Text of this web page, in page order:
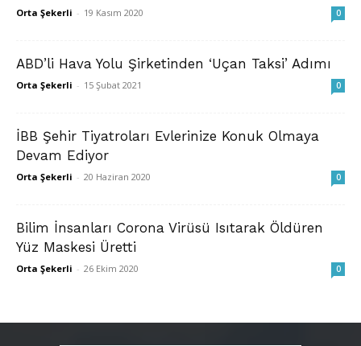
Orta Şekerli - 19 Kasım 2020 0
ABD’li Hava Yolu Şirketinden ‘Uçan Taksi’ Adımı
Orta Şekerli - 15 Şubat 2021 0
İBB Şehir Tiyatroları Evlerinize Konuk Olmaya
Devam Ediyor
Orta Şekerli - 20 Haziran 2020 0
Bilim İnsanları Corona Virüsü Isıtarak Öldüren
Yüz Maskesi Üretti
Orta Şekerli - 26 Ekim 2020 0